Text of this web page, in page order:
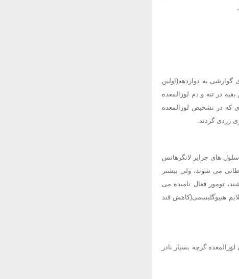
گوارشی به دوازدهه(اولین
در تنه و دم لوزالمعده
که در تشخیص لوزالمعده
زردی گردند.
های جزایر لانگرهانس
می شوند، ولی بیشتر
تومور فعال نامیده می
هیپوگلیسمی(کاهش قند
گرچه بسیار نادر